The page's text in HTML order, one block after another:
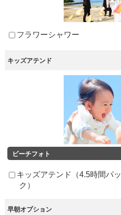
フラワーシャワー
キッズアテンド
ビーチフォト
キッズアテンド（4.5時間パッ
ク）
早朝オプション